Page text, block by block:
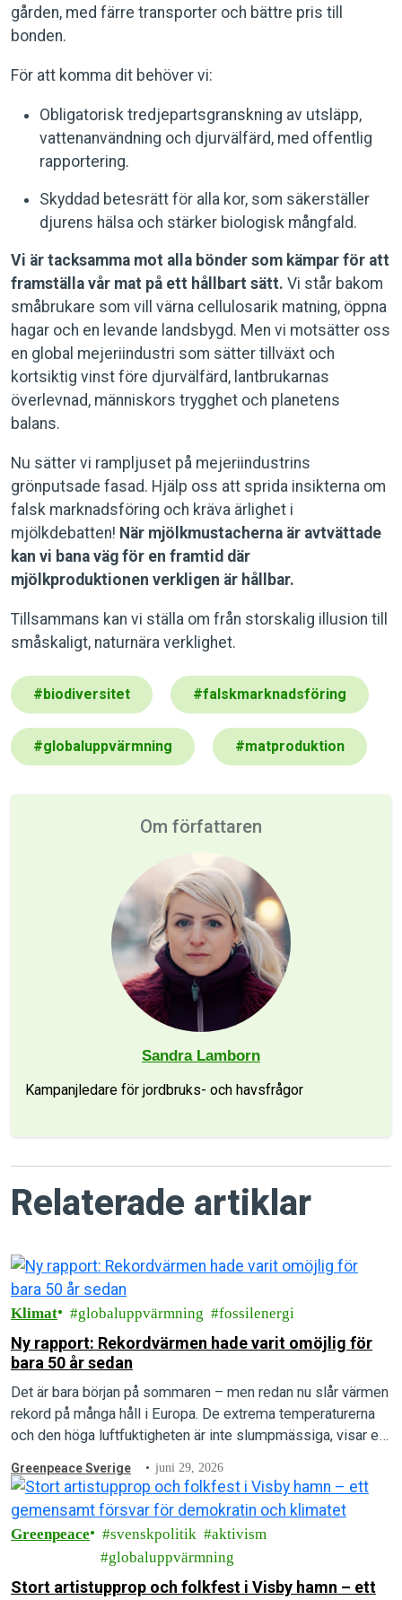
gården, med färre transporter och bättre pris till
bonden.
För att komma dit behöver vi:
Obligatorisk tredjepartsgranskning av utsläpp,
vattenanvändning och djurvälfärd, med offentlig
rapportering.
Skyddad betesrätt för alla kor, som säkerställer
djurens hälsa och stärker biologisk mångfald.
Vi är tacksamma mot alla bönder som kämpar för att
framställa vår mat på ett hållbart sätt. Vi står bakom
småbrukare som vill värna cellulosarik matning, öppna
hagar och en levande landsbygd. Men vi motsätter oss
en global mejeriindustri som sätter tillväxt och
kortsiktig vinst före djurvälfärd, lantbrukarnas
överlevnad, människors trygghet och planetens
balans.
Nu sätter vi rampljuset på mejeriindustrins
grönputsade fasad. Hjälp oss att sprida insikterna om
falsk marknadsföring och kräva ärlighet i
mjölkdebatten! När mjölkmustacherna är avtvättade
kan vi bana väg för en framtid där
mjölkproduktionen verkligen är hållbar.
Tillsammans kan vi ställa om från storskalig illusion till
småskaligt, naturnära verklighet.
#biodiversitet #falskmarknadsföring
#globaluppvärmning #matproduktion
Om författaren
Sandra Lamborn
Kampanjledare för jordbruks- och havsfrågor
Relaterade artiklar
Klimat globaluppvärmning fossilenergi
Ny rapport: Rekordvärmen hade varit omöjlig för
bara 50 år sedan
Det är bara början på sommaren – men redan nu slår värmen
rekord på många håll i Europa. De extrema temperaturerna
och den höga luftfuktigheten är inte slumpmässiga, visar en
Greenpeace Sverige juni 29, 2026
Greenpeace svenskpolitik
aktivism
globaluppvärmning
Stort artistupprop och folkfest i Visby hamn – ett